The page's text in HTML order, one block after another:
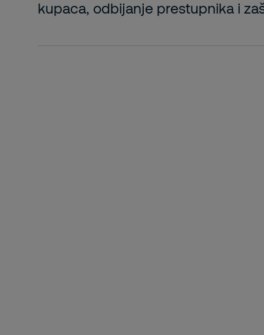
kupaca, odbijanje prestupnika i